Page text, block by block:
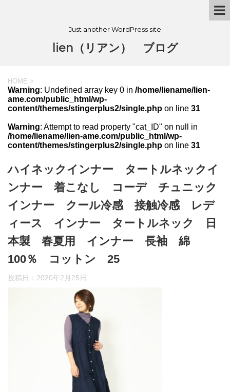
Just another WordPress site
lien（リアン） ブログ
HOME >
Warning: Undefined array key 0 in /home/liename/lien-
ame.com/public_html/wp-
content/themes/stingerplus2/single.php on line 31
Warning: Attempt to read property "cat_ID" on null in
/home/liename/lien-ame.com/public_html/wp-
content/themes/stingerplus2/single.php on line 31
ハイネックインナー タートルネックイ
ンナー 着こなし コーデ チュニック
インナー クール冷感 接触冷感 レデ
ィース インナー タートルネック 日
本製 春夏用 インナー 長袖 綿
100％ コットン 25
投稿日： 2020年2月25日